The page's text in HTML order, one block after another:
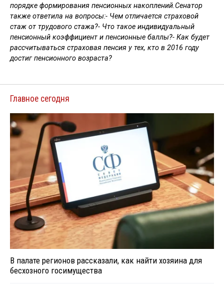
порядке формирования пенсионных накоплений.Сенатор
также ответила на вопросы:- Чем отличается страховой
стаж от трудового стажа?- Что такое индивидуальный
пенсионный коэффициент и пенсионные баллы?- Как будет
рассчитываться страховая пенсия у тех, кто в 2016 году
достиг пенсионного возраста?
Главное сегодня
В палате регионов рассказали, как найти хозяина для
бесхозного госимущества